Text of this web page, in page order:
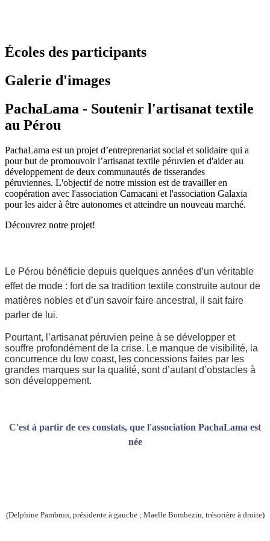
Écoles des participants
Galerie d'images
PachaLama - Soutenir l'artisanat textile
au Pérou
PachaLama est un projet d’entreprenariat social et solidaire qui a
pour but de promouvoir l’artisanat textile péruvien et d'aider au
développement de deux communautés de tisserandes
péruviennes. L'objectif de notre mission est de travailler en
coopération avec l'association Camacani et l'association Galaxia
pour les aider à être autonomes et atteindre un nouveau marché.
Découvrez notre projet!
Le Pérou bénéficie depuis quelques années d’un véritable
effet de mode : fort de sa tradition textile construite autour de
matières nobles et d’un savoir faire ancestral, il sait faire
parler de lui.
Pourtant, l’artisanat péruvien peine à se développer et
souffre profondément de la crise. Le manque de visibilité, la
concurrence du low coast, les concessions faites par les
grandes marques sur la qualité, sont d’autant d’obstacles à
son développement.
C'est à partir de ces constats, que l'association PachaLama est
née
(Delphine Pambrun, présidente à gauche ; Maelle Bombezin, trésorière à droite)